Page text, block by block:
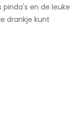
pinda's en de leuke
drankje kunt